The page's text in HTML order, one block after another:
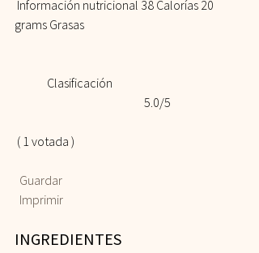
grams Grasas
				5.0/5
( 1 votada )
Guardar
Imprimir
INGREDIENTES